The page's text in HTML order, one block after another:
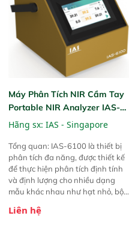
Máy Phân Tích NIR Cầm Tay
Portable NIR Analyzer IAS-
6100
Hãng sx: IAS - Singapore
Tổng quan: IAS-6100 là thiết bị
phân tích đa năng, được thiết kế
để thực hiện phân tích định tính
và định lượng cho nhiều dạng
mẫu khác nhau như hạt nhỏ, bột,
này cho phép bất kỳ ai cũng có
Liên hệ